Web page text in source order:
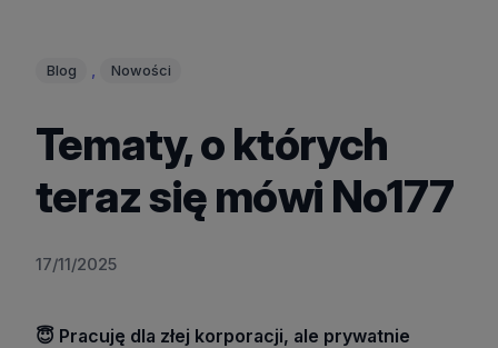
Blog , Nowości
Tematy, o których
teraz się mówi No177
17/11/2025
😇 Pracuję dla złej korporacji, ale prywatnie